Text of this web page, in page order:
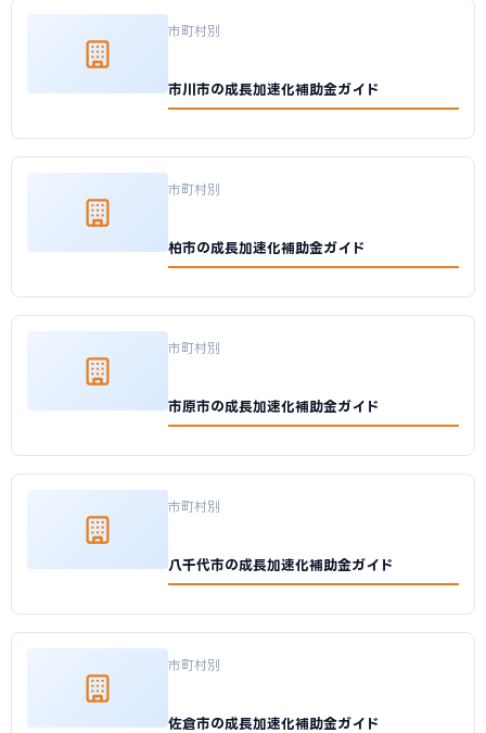
市町村別
市川市の成長加速化補助金ガイド
市町村別
柏市の成長加速化補助金ガイド
市町村別
市原市の成長加速化補助金ガイド
市町村別
八千代市の成長加速化補助金ガイド
市町村別
佐倉市の成長加速化補助金ガイド